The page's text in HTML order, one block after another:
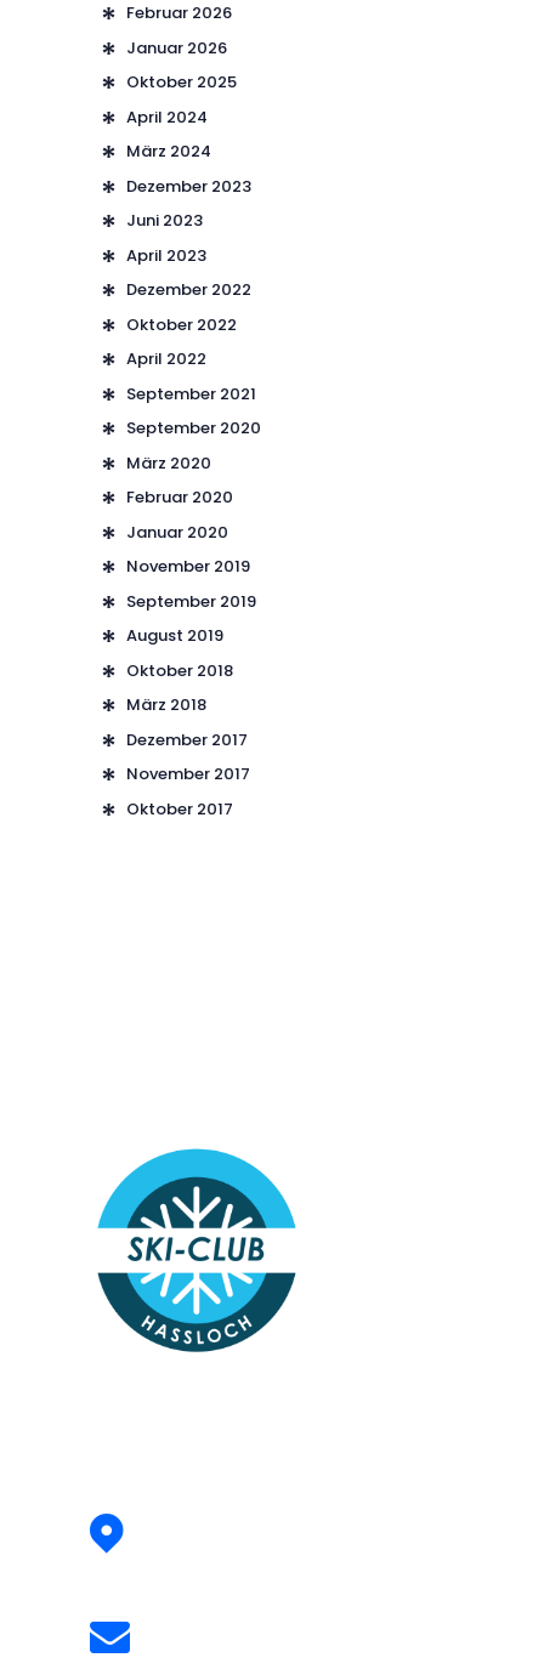
Februar 2026
Januar 2026
Oktober 2025
April 2024
März 2024
Dezember 2023
Juni 2023
April 2023
Dezember 2022
Oktober 2022
April 2022
September 2021
September 2020
März 2020
Februar 2020
Januar 2020
November 2019
September 2019
August 2019
Oktober 2018
März 2018
Dezember 2017
November 2017
Oktober 2017